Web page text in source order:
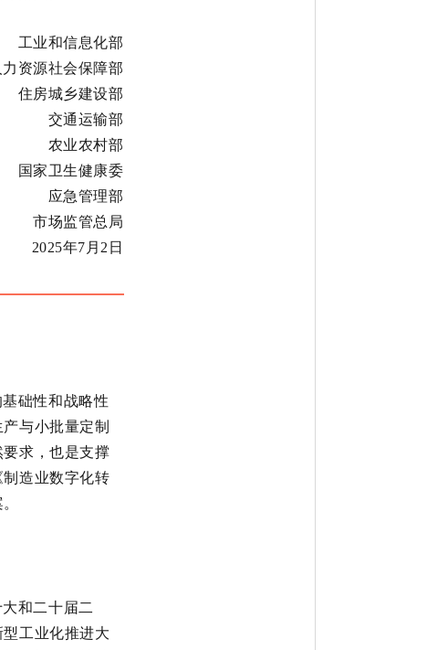
工业和信息化部
力资源社会保障部
住房城乡建设部
交通运输部
农业农村部
国家卫生健康委
应急管理部
市场监管总局
2025年7月2日
础性和战略性
与小批量定制
求，也是支撑
制造业数字化转
和二十届二
工业化推进大